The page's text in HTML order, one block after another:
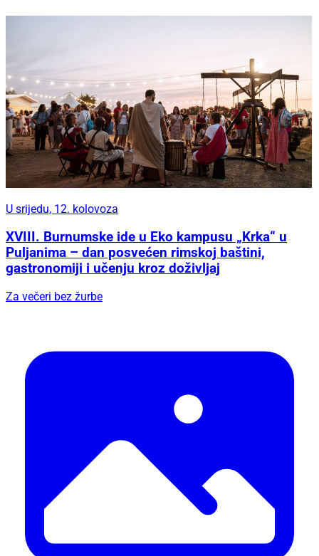
U srijedu, 12. kolovoza
XVIII. Burnumske ide u Eko kampusu „Krka“ u
Puljanima – dan posvećen rimskoj baštini,
gastronomiji i učenju kroz doživljaj
Za večeri bez žurbe